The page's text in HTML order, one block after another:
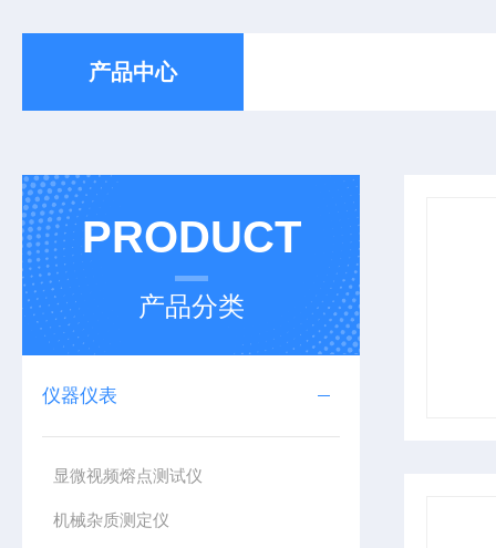
产品中心
PRODUCT
产品分类
仪器仪表
显微视频熔点测试仪
机械杂质测定仪